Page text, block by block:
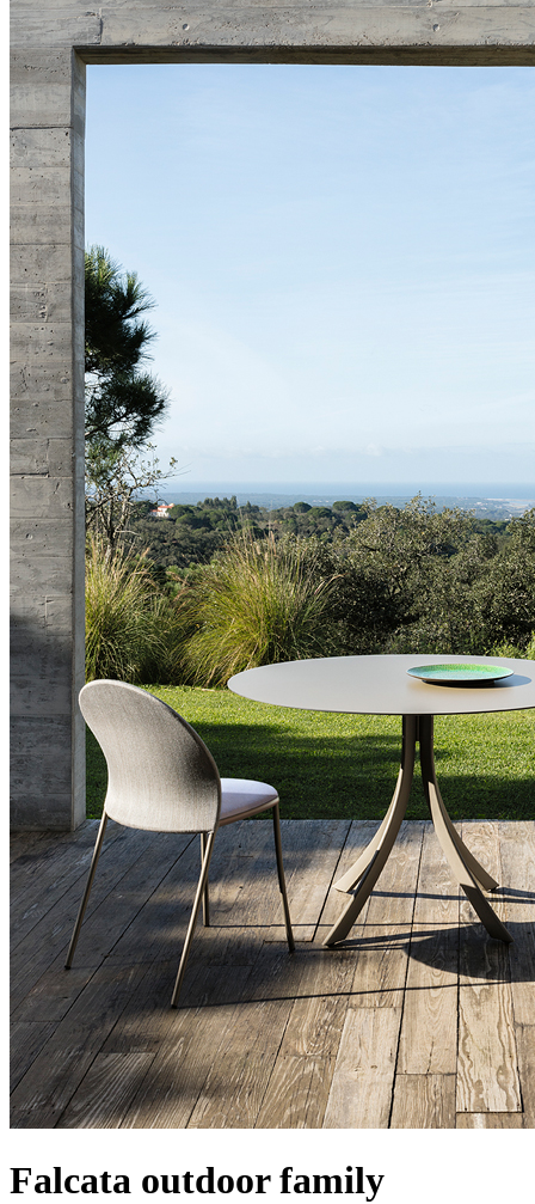
Falcata outdoor family